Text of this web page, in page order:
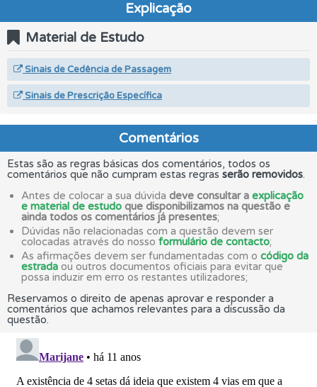
Explicação
Material de Estudo
Sinais de Cedência de Passagem
Sinais de Prescrição Específica
Comentários
Estas são as regras básicas dos comentários, todos os
comentários que não cumpram estas regras serão removidos.
Antes de colocar a sua dúvida deve consultar a explicação
e material de estudo que disponibilizamos na questão e
ainda todos os comentários já presentes;
Dúvidas não relacionadas com a questão devem ser
colocadas através do nosso formulário de contacto;
As afirmações devem ser fundamentadas com o código da
estrada ou outros documentos oficiais para evitar que
possa induzir em erro os restantes utilizadores;
Reservamos o direito de apenas aprovar e responder a
comentários que achamos relevantes para a discussão da
questão.